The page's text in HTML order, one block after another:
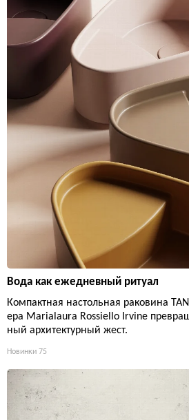
Вода как ежедневный ритуал
Компактная настольная раковина
ера Marialaura Rossiello Irvine
ный архитектурный жест.
Новинки 75